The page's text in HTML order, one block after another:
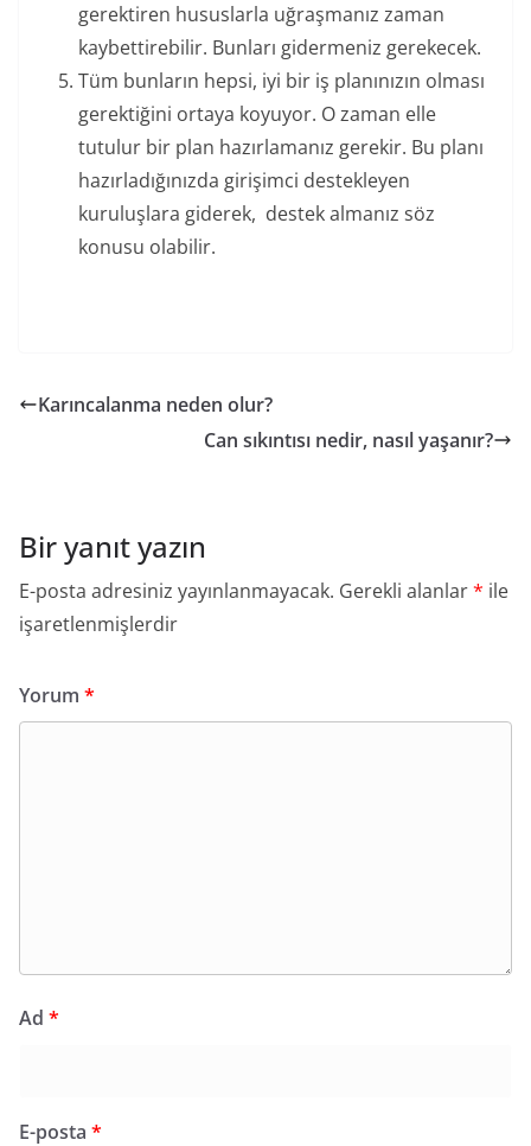
gerektiren hususlarla uğraşmanız zaman
kaybettirebilir. Bunları gidermeniz gerekecek.
Tüm bunların hepsi, iyi bir iş planınızın olması
gerektiğini ortaya koyuyor. O zaman elle
tutulur bir plan hazırlamanız gerekir. Bu planı
hazırladığınızda girişimci destekleyen
kuruluşlara giderek, destek almanız söz
konusu olabilir.
Karıncalanma neden olur?
Can sıkıntısı nedir, nasıl yaşanır?
Bir yanıt yazın
E-posta adresiniz yayınlanmayacak. Gerekli alanlar* ile
işaretlenmişlerdir
Yorum *
Ad *
E-posta *